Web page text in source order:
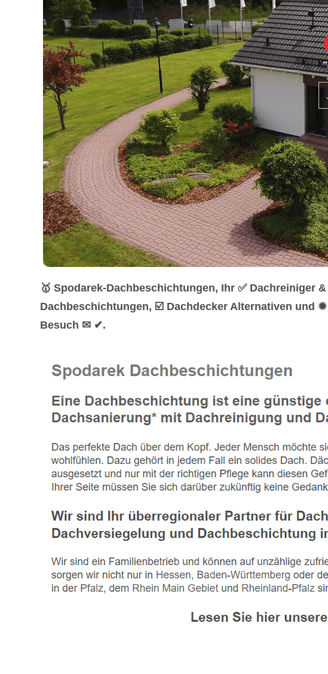
🥇 Spodarek-Dachbeschichtungen, Ihr ✅
Dachbeschichtungen, ☑️ Dachdecker Alternativen und
Besuch ✉ ✔.